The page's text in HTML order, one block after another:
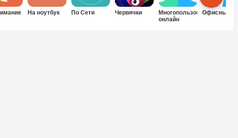
На ноутбук По Сети Червячки
Многопользовательские
онлайн
Офисные